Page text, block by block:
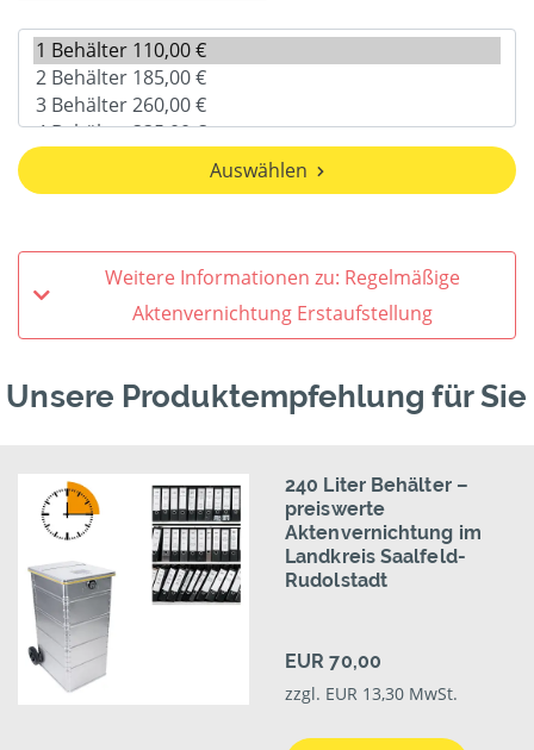
Auswählen
Weitere Informationen zu: Regelmäßige
Aktenvernichtung Erstaufstellung
Unsere Produktempfehlung für Sie
240 Liter Behälter –
preiswerte
Aktenvernichtung im
Landkreis Saalfeld-
Rudolstadt
EUR 70,00
zzgl. EUR 13,30 MwSt.